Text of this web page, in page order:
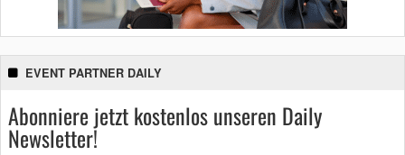
EVENT PARTNER DAILY
Abonniere jetzt kostenlos unseren Daily
Newsletter!